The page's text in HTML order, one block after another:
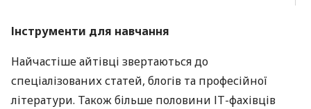
Інструменти для навчання
Найчастіше айтівці звертаються до
спеціалізованих статей, блогів та професійної
літератури. Також більше половини ІТ-фахівців